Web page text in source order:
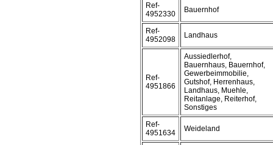
Ref-
4952330
Bauernhof
Ref-
4952098
Landhaus
Ref-
4951866
Aussiedlerhof,
Bauernhaus, Bauernhof,
Gewerbeimmobilie,
Gutshof, Herrenhaus,
Landhaus, Muehle,
Reitanlage, Reiterhof,
Sonstiges
Ref-
4951634
Weideland